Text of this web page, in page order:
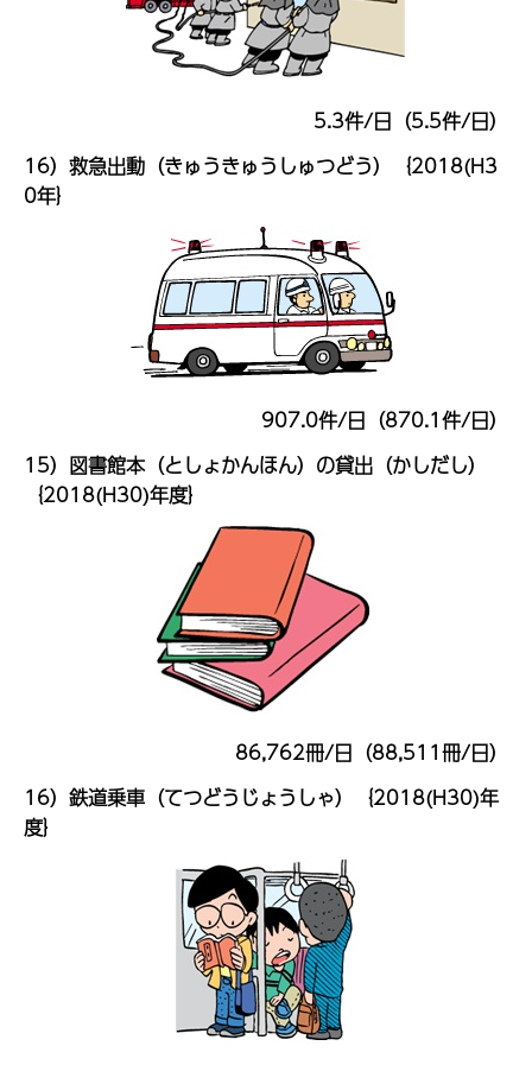
5.3件/日（5.5件/日）
16）救急出動（きゅうきゅうしゅつどう）｛2018(H3
0年｝
907.0件/日（870.1件/日）
15）図書館本（としょかんほん）の貸出（かしだし）
｛2018(H30)年度｝
86,762冊/日（88,511冊/日）
16）鉄道乗車（てつどうじょうしゃ）｛2018(H30)年
度｝